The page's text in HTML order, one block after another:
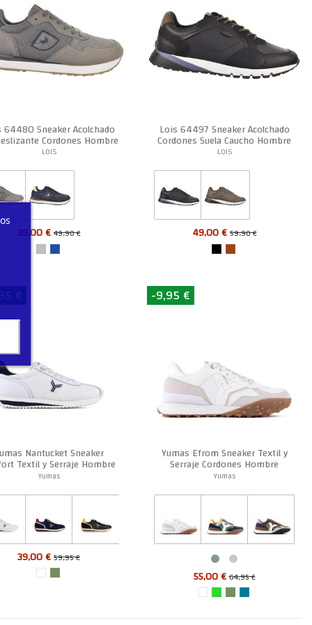
64480 Sneaker Acolchado
Cordones Hombre
LOIS
39,00 € 49,90 €
Lois 64497 Sneaker Acolchado
Cordones Suela Caucho Hombre
LOIS
49,00 € 59,90 €
€
Nantucket Sneaker
Textil y Serraje Hombre
Yumas
39,00 €59,95 €
-9,95 €
Yumas Efrom Sneaker Textil y
Serraje Cordones Hombre
Yumas
55,00 €64,95 €